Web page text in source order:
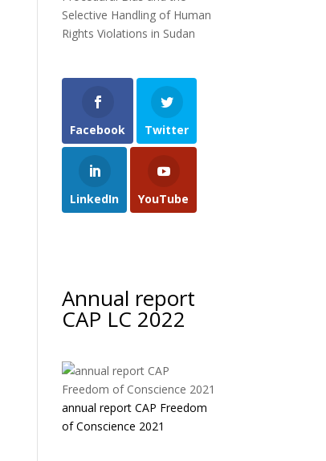
Selective Handling of Human
Rights Violations in Sudan
Facebook Twitter
LinkedIn YouTube
Annual report
CAP LC 2022
annual report CAP Freedom
of Conscience 2021